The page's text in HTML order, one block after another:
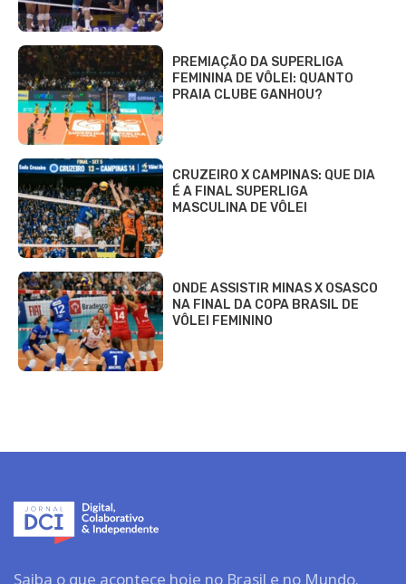
PREMIAÇÃO DA SUPERLIGA
FEMININA DE VÔLEI: QUANTO
PRAIA CLUBE GANHOU?
CRUZEIRO X CAMPINAS: QUE DIA
É A FINAL SUPERLIGA
MASCULINA DE VÔLEI
ONDE ASSISTIR MINAS X OSASCO
NA FINAL DA COPA BRASIL DE
VÔLEI FEMININO
Saiba o que acontece hoje no Brasil e no Mundo.